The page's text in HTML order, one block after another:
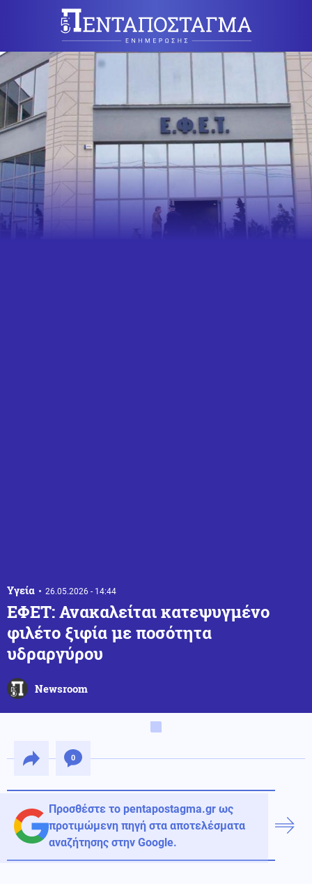
Υγεία 26.05.2026 - 14:44
ΕΦΕΤ: Ανακαλείται κατεψυγμένο
φιλέτο ξιφία με ποσότητα
υδραργύρου
Newsroom
0
Προσθέστε το pentapostagma.gr ως
προτιμώμενη πηγή στα αποτελέσματα
αναζήτησης στην Google.